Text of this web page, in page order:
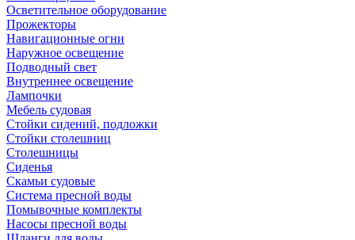
Осветительное оборудование
Прожекторы
Навигационные огни
Наружное освещение
Подводный свет
Внутреннее освещение
Лампочки
Мебель судовая
Стойки сидений, подложки
Стойки столешниц
Столешницы
Сиденья
Скамьи судовые
Система пресной воды
Помывочные комплекты
Насосы пресной воды